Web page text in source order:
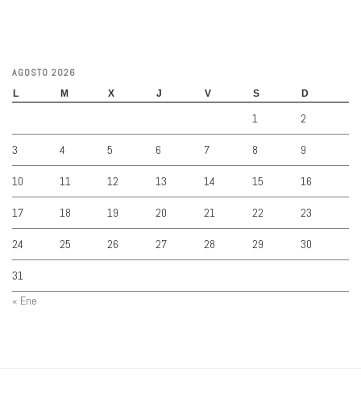
AGOSTO 2026
L M X J V S D
1 2
3 4 5 6 7 8 9
10 11 12 13 14 15 16
17 18 19 20 21 22 23
24 25 26 27 28 29 30
31
« Ene